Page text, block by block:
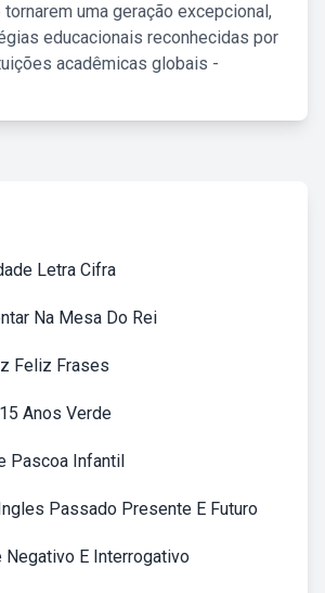
uma geração excepcional,
educacionais reconhecidas por
acadêmicas globais -
Letra Cifra
Na Mesa Do Rei
Feliz Frases
Anos Verde
Pascoa Infantil
Passado Presente E Futuro
Negativo E Interrogativo